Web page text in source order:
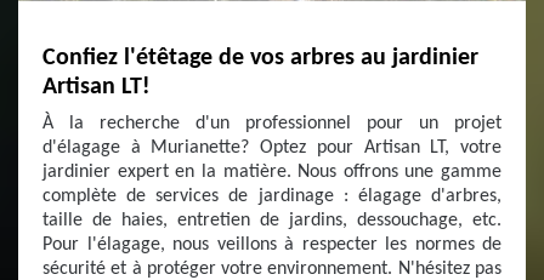
Confiez l'étêtage de vos arbres au jardinier
Artisan LT!
À la recherche d'un professionnel pour un projet
d'élagage à Murianette? Optez pour Artisan LT, votre
jardinier expert en la matière. Nous offrons une gamme
complète de services de jardinage : élagage d'arbres,
taille de haies, entretien de jardins, dessouchage, etc.
Pour l'élagage, nous veillons à respecter les normes de
sécurité et à protéger votre environnement. N'hésitez pas